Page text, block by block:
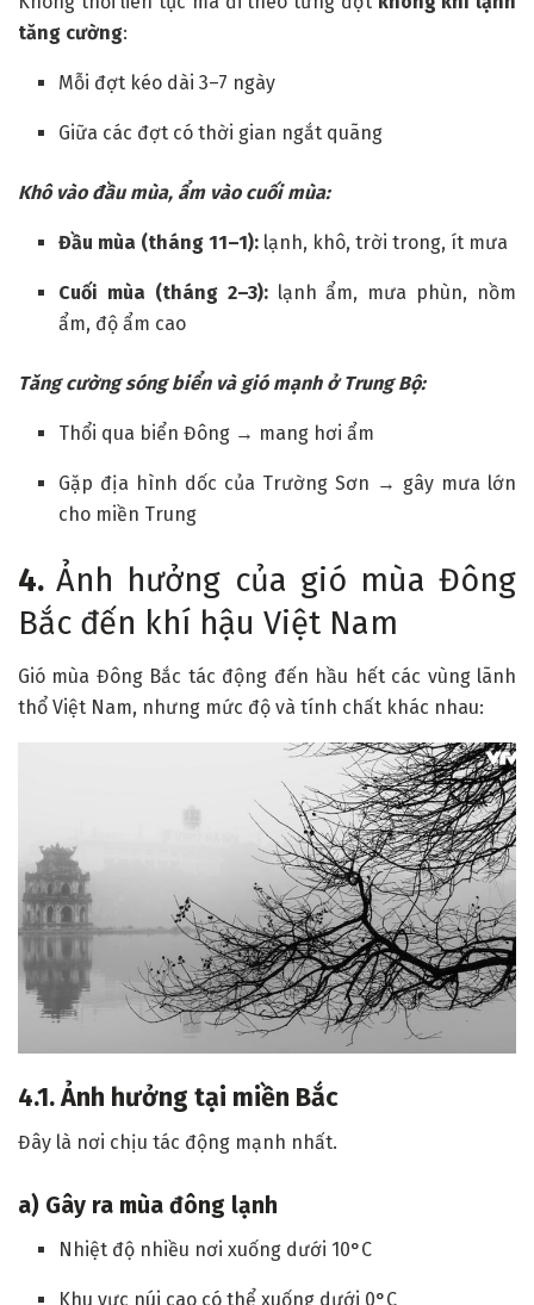
tăng cường:
Mỗi đợt kéo dài 3–7 ngày
Giữa các đợt có thời gian ngắt quãng
Khô vào đầu mùa, ẩm vào cuối mùa:
Đầu mùa (tháng 11–1): lạnh, khô, trời trong, ít mưa
Cuối mùa (tháng 2–3):lạnh ẩm, mưa phùn, nồm
ẩm, độ ẩm cao
Tăng cường sóng biển và gió mạnh ở Trung Bộ:
Thổi qua biển Đông → mang hơi ẩm
Gặp địa hình dốc của Trường Sơn → gây mưa lớn
cho miền Trung
4.Ảnh hưởng của gió mùa Đông
Bắc đến khí hậu Việt Nam
Gió mùa Đông Bắc tác động đến hầu hết các vùng lãnh
thổ Việt Nam, nhưng mức độ và tính chất khác nhau:
4.1. Ảnh hưởng tại miền Bắc
Đây là nơi chịu tác động mạnh nhất.
a) Gây ra mùa đông lạnh
Nhiệt độ nhiều nơi xuống dưới 10°C
Khu vực núi cao có thể xuống dưới 0°C